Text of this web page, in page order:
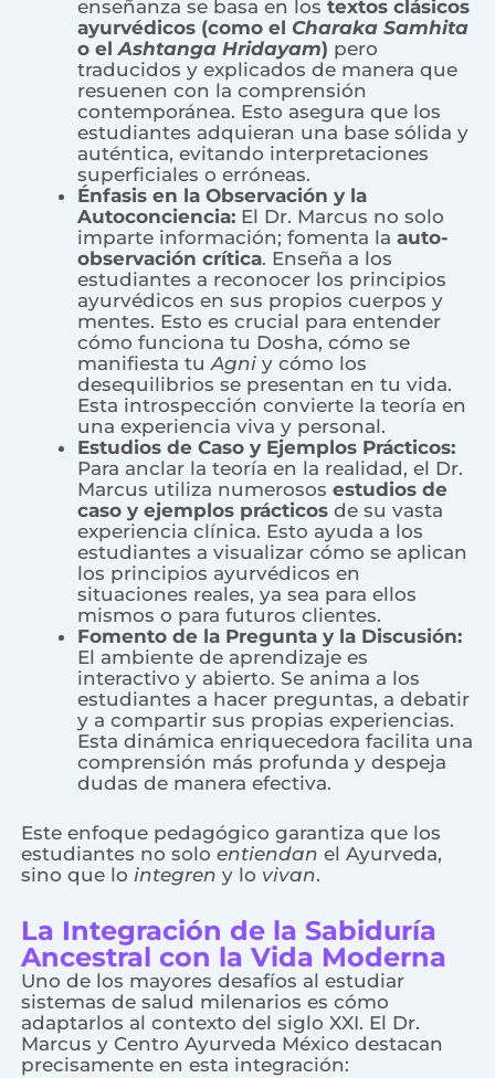
enseñanza se basa en lostextos clásicos
ayurvédicos (como el Charaka Samhita
o elAshtanga Hridayam) pero
traducidos y explicados de manera que
resuenen con la comprensión
contemporánea. Esto asegura que los
estudiantes adquieran una base sólida y
auténtica, evitando interpretaciones
superficiales o erróneas.
Énfasis en la Observación y la
Autoconciencia: El Dr. Marcus no solo
imparte información; fomenta laauto-
observación crítica. Enseña a los
estudiantes a reconocer los principios
ayurvédicos en sus propios cuerpos y
mentes. Esto es crucial para entender
cómo funciona tu Dosha, cómo se
manifiesta tuAgni y cómo los
desequilibrios se presentan en tu vida.
Esta introspección convierte la teoría en
una experiencia viva y personal.
Estudios de Caso y Ejemplos Prácticos:
Para anclar la teoría en la realidad, el Dr.
Marcus utiliza numerososestudios de
caso y ejemplos prácticos de su vasta
experiencia clínica. Esto ayuda a los
estudiantes a visualizar cómo se aplican
los principios ayurvédicos en
situaciones reales, ya sea para ellos
mismos o para futuros clientes.
Fomento de la Pregunta y la Discusión:
El ambiente de aprendizaje es
interactivo y abierto. Se anima a los
estudiantes a hacer preguntas, a debatir
y a compartir sus propias experiencias.
Esta dinámica enriquecedora facilita una
comprensión más profunda y despeja
dudas de manera efectiva.
Este enfoque pedagógico garantiza que los
estudiantes no soloentiendan el Ayurveda,
sino que lo integren y lo vivan.
La Integración de la Sabiduría
Ancestral con la Vida Moderna
Uno de los mayores desafíos al estudiar
sistemas de salud milenarios es cómo
adaptarlos al contexto del siglo XXI. El Dr.
Marcus y Centro Ayurveda México destacan
precisamente en esta integración: